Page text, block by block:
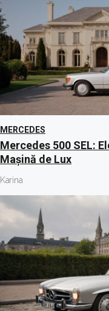
MERCEDES
Mercedes 500 SEL:
Mașină de Lux
Karina